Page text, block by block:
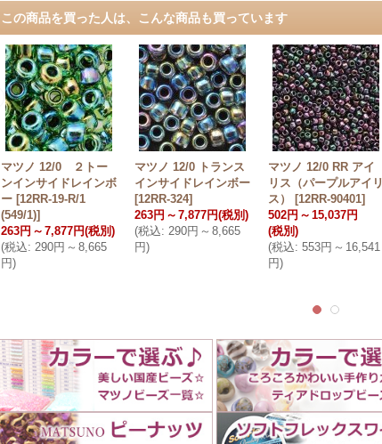
この商品を買った人は、こんな商品も買っています
マツノ 12/0 ２トー
ンインサイドレインボ
ー [12RR-19-R/1
(549/1)]
263円 ～ 7,877円(税別)
(税込: 290円 ～ 8,665
円)
マツノ 12/0 トランス
インサイドレインボー
[12RR-324]
263円 ～ 7,877円(税別)
(税込: 290円 ～ 8,665
円)
マツノ 12/0 RR アイ
リス（パープルアイリ
ス）
[12RR-90401]
502円 ～ 15,037円
(税別)
(税込: 553円 ～ 16,541
円)